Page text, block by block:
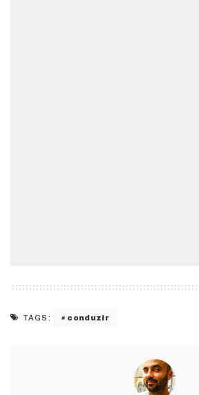
TAGS: conduzir